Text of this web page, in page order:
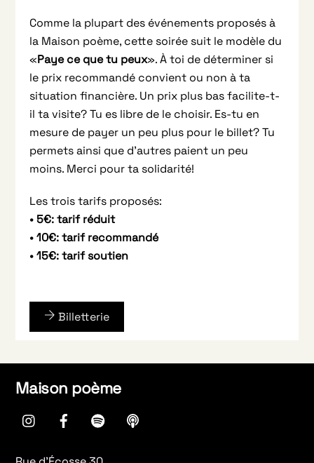
Comme la plupart des événements proposés à
la Maison poème, cette soirée suit le modèle du
«Paye ce que tu peux». À toi de déterminer si
le prix recommandé convient ou non à ta
situation financière. Un prix plus bas facilite-t-
il ta visite? Tu es libre de le choisir. Es-tu en
mesure de payer un peu plus pour le billet? Tu
permets ainsi que d’autres paient un peu
moins. Merci pour ta solidarité!
Les trois tarifs proposés:
• 5€: tarif réduit
• 10€: tarif recommandé
• 15€: tarif soutien
Billetterie
Maison poème
instagramFacebookspotify